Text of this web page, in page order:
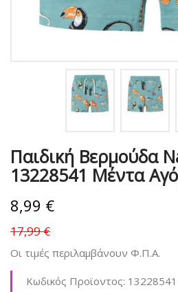
Παιδική Βερμούδα
13228541 Μέντα
8,99 €
17,99 €
Οι τιμές περιλαμβάνουν Φ.Π.Α.
Κωδικός Προϊοντος: